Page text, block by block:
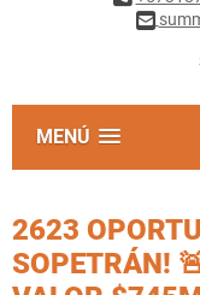
MENÚ
2623
SOPETRÁN!